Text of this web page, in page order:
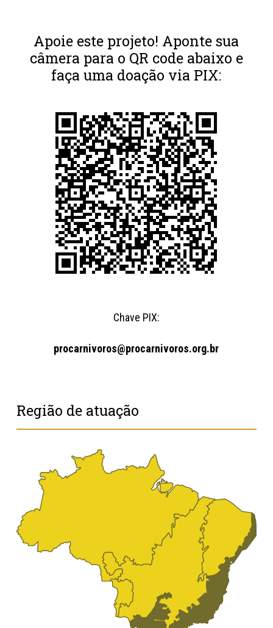
Apoie este projeto! Aponte sua
câmera para o QR code abaixo e
faça uma doação via PIX:
Chave PIX:
procarnivoros@procarnivoros.org.br
Região de atuação